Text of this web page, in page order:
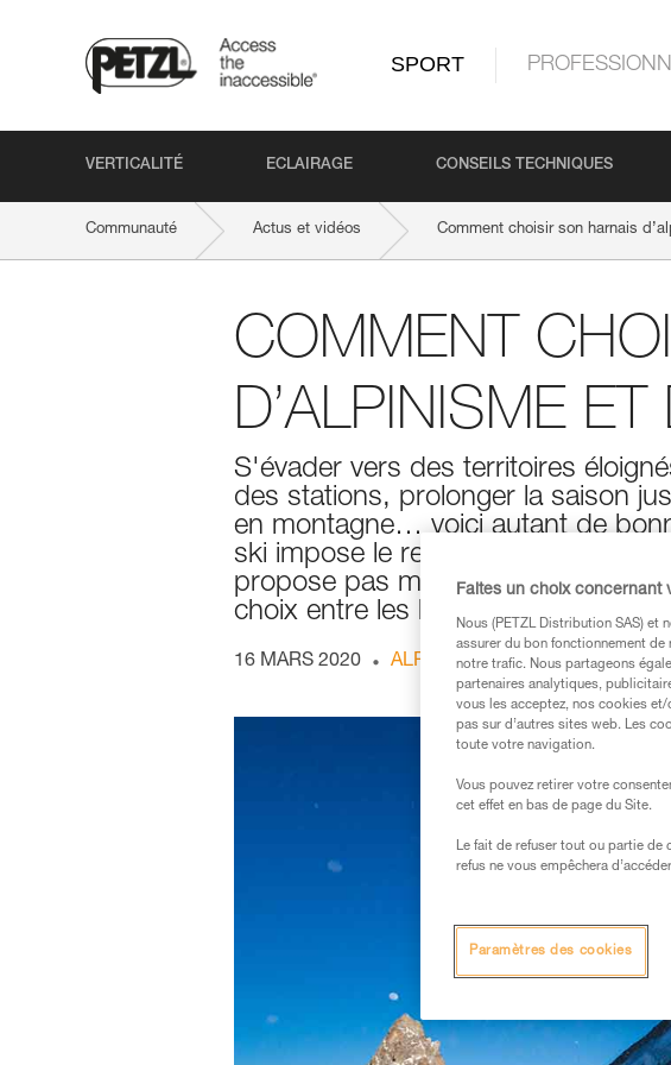
SPORT
VERTICALITÉ ECLAIRAGE CONSEILS TECHNIQUES
Communauté Actus et vidéos Comment choisir son harnais
COMMENT
D’ALPINISME
S'évader vers des territoires
des stations, prolonger la saison
en montagne… voici autant de
ski impose le recours à du
propose pas moins de trois
choix entre les harnais FLY,
16 MARS 2020 ALPINISME
Faites un choix concernant
Nous (PETZL Distribution SAS)
assurer du bon fonctionnement
notre trafic. Nous partageons
partenaires analytiques,
vous les acceptez, nos cookies
pas sur d’autres sites web. Les
toute votre navigation.
Vous pouvez retirer votre
cet effet en bas de page du Site.
Le fait de refuser tout ou partie de
refus ne vous empêchera
Paramètres des cookies